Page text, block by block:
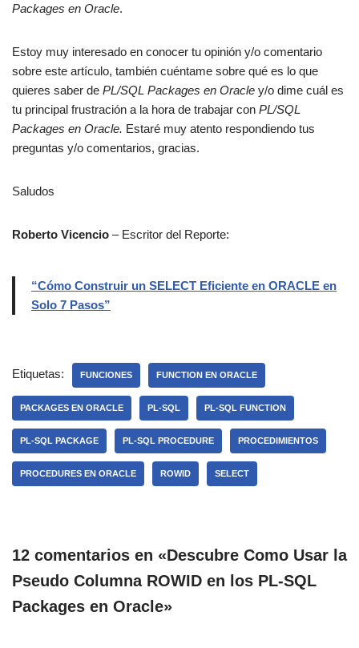
Packages en Oracle.
Estoy muy interesado en conocer tu opinión y/o comentario
sobre este artículo, también cuéntame sobre qué es lo que
quieres saber de PL/SQL Packages en Oracle y/o dime cuál es
tu principal frustración a la hora de trabajar con PL/SQL
Packages en Oracle. Estaré muy atento respondiendo tus
preguntas y/o comentarios, gracias.
Saludos
Roberto Vicencio – Escritor del Reporte:
“Cómo Construir un SELECT Eficiente en ORACLE en
Solo 7 Pasos”
Etiquetas: FUNCIONES FUNCTION EN ORACLE
PACKAGES EN ORACLE PL-SQL PL-SQL FUNCTION
PL-SQL PACKAGE PL-SQL PROCEDURE PROCEDIMIENTOS
PROCEDURES EN ORACLE ROWID SELECT
12 comentarios en «Descubre Como Usar la
Pseudo Columna ROWID en los PL-SQL
Packages en Oracle»